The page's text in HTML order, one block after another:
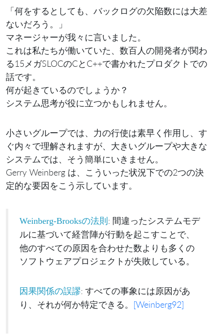
「何をするとしても、バックログの欠陥数には大差
ないだろう。」
マネージャーが我々に言いました。
これは私たちが働いていた、数百人の開発者が関わ
る15メガSLOCのCとC++で書かれたプロダクトでの
話です。
何が起きているのでしょうか？
システム思考が役に立つかもしれません。
小さいグループでは、力の行使は素早く作用し、す
ぐ内々で理解されますが、大きいグループや大きな
システムでは、そう簡単にいきません。
Gerry Weinberg は、こういった状況下での2つの決
定的な要因をこう示しています。
Weinberg-Brooksの法則 : 間違ったシステムモデ
ルに基づいて経営陣が行動を起こすことで、
他のすべての原因を合わせた数よりも多くの
ソフトウェアプロジェクトが失敗している。
因果関係の誤謬: すべての事象には原因があ
り、それが何か特定できる。 [Weinberg92]